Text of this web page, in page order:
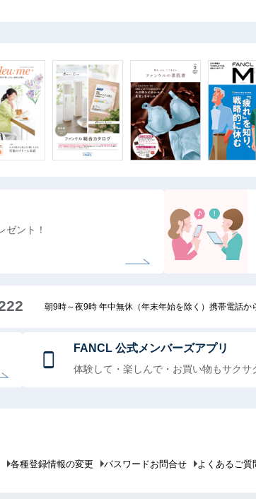
ゼント！
朝9時～夜9時 年中無休（年末年始を除く）携帯電話か
FANCL 公式メンバーズアプリ
体験して・楽しんで・お買い物もサクサ
各種登録情報の変更 パスワードお問合せ よくあるご質